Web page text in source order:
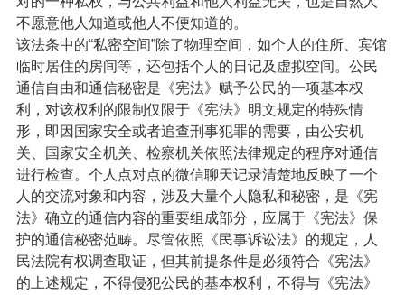
不愿意他人知道或他人不便知道的。
该法条中的“私密空间”除了物理空间，如个人的住所、宾馆
临时居住的房间等，还包括个人的日记及虚拟空间。公民
通信自由和通信秘密是《宪法》赋予公民的一项基本权
利，对该权利的限制仅限于《宪法》明文规定的特殊情
形，即因国家安全或者追查刑事犯罪的需要，由公安机
关、国家安全机关、检察机关依照法律规定的程序对通信
进行检查。个人点对点的微信聊天记录清楚地反映了一个
人的交流对象和内容，涉及大量个人隐私和秘密，是《宪
法》确立的通信内容的重要组成部分，应属于《宪法》保
护的通信秘密范畴。尽管依照《民事诉讼法》的规定，人
民法院有权调查取证，但其前提条件是必须符合《宪法》
的上述规定，不得侵犯公民的基本权利，不得与《宪法》